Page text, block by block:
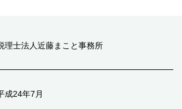
理士法人近藤まこと事務所
成24年7月